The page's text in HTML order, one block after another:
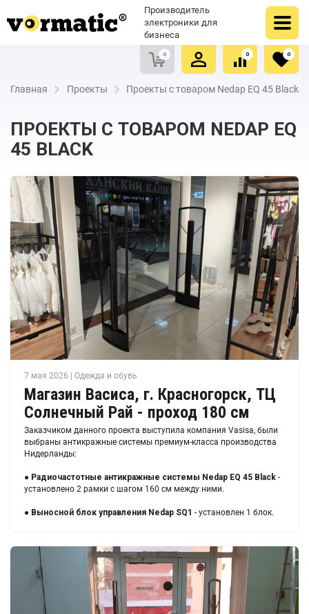
Производитель
электроники для
бизнеса
0
Очистить список сравнения
0
Очистить избранное
0
Главная Проекты Проекты с товаром Nedap EQ 45 Black
ПРОЕКТЫ С ТОВАРОМ NEDAP EQ
45 BLACK
7 мая 2026 | Одежда и обувь
Магазин Васиса, г. Красногорск, ТЦ
Солнечный Рай - проход 180 см
Заказчиком данного проекта выступила компания Vasisa, были
выбраны антикражные системы премиум-класса производства
Нидерланды:
● Радиочастотные антикражные системы Nedap EQ 45 Black -
установлено 2 рамки с шагом 160 см между ними.
● Выносной блок управления Nedap SQ1 - установлен 1 блок.